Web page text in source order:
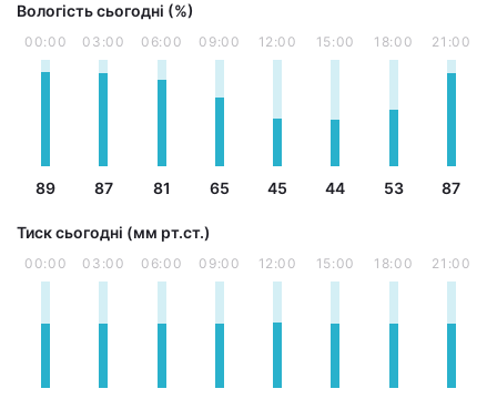
Вологість сьогодні (%)
00:00
89
03:00
87
06:00
81
09:00
65
12:00
45
15:00
44
18:00
53
21:00
87
Тиск сьогодні (мм рт.ст.)
00:00 03:00 06:00 09:00 12:00 15:00 18:00 21:00